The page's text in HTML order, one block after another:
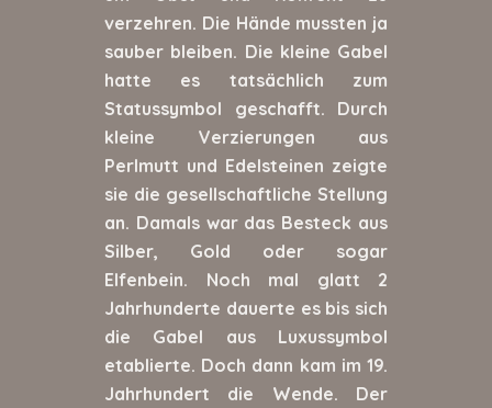
verzehren. Die Hände mussten ja
sauber bleiben. Die kleine Gabel
hatte es tatsächlich zum
Statussymbol geschafft. Durch
kleine Verzierungen aus
Perlmutt und Edelsteinen zeigte
sie die gesellschaftliche Stellung
an. Damals war das Besteck aus
Silber, Gold oder sogar
Elfenbein. Noch mal glatt 2
Jahrhunderte dauerte es bis sich
die Gabel aus Luxussymbol
etablierte. Doch dann kam im 19.
Jahrhundert die Wende. Der